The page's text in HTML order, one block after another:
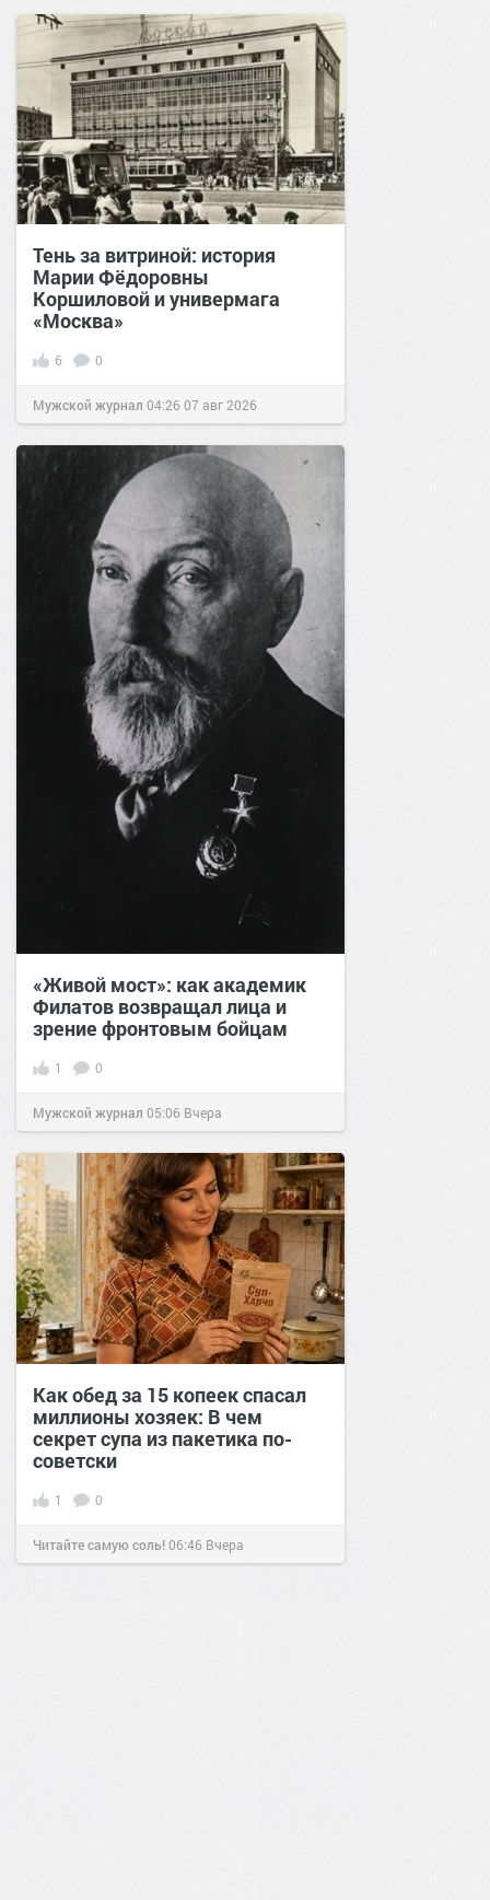
Тень за витриной: история
Марии Фёдоровны
Коршиловой и универмага
«Москва»
6 0
Мужской журнал 04:2607 авг 2026
«Живой мост»: как академик
Филатов возвращал лица и
зрение фронтовым бойцам
1 0
Мужской журнал 05:06 Вчера
Как обед за 15 копеек спасал
миллионы хозяек: В чем
секрет супа из пакетика по-
советски
1 0
Читайте самую соль!06:46 Вчера